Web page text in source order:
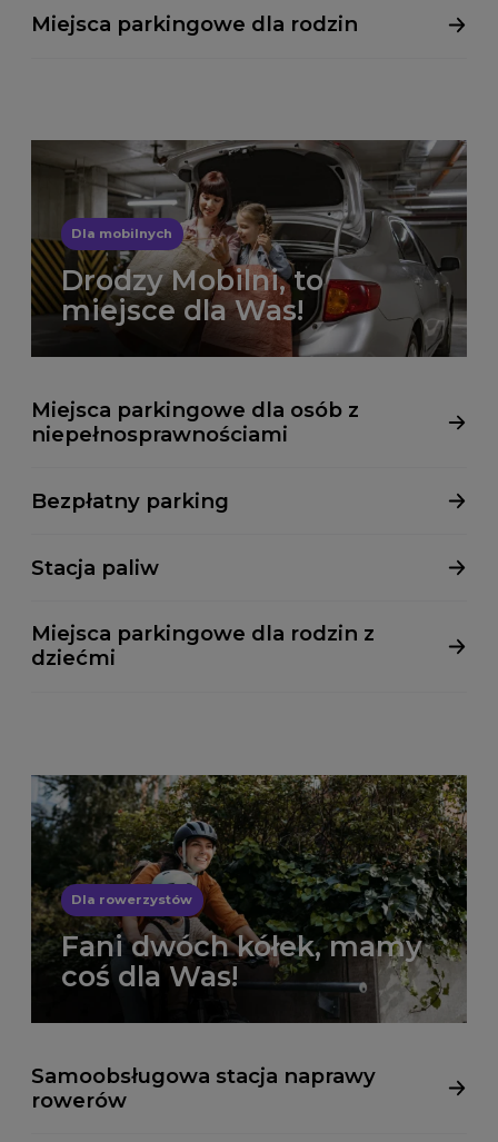
Miejsca parkingowe dla rodzin
Dla mobilnych
Drodzy Mobilni, to
miejsce dla Was!
Miejsca parkingowe dla osób z
niepełnosprawnościami
Bezpłatny parking
Stacja paliw
Miejsca parkingowe dla rodzin z
dziećmi
Dla rowerzystów
Fani dwóch kółek, mamy
coś dla Was!
Samoobsługowa stacja naprawy
rowerów